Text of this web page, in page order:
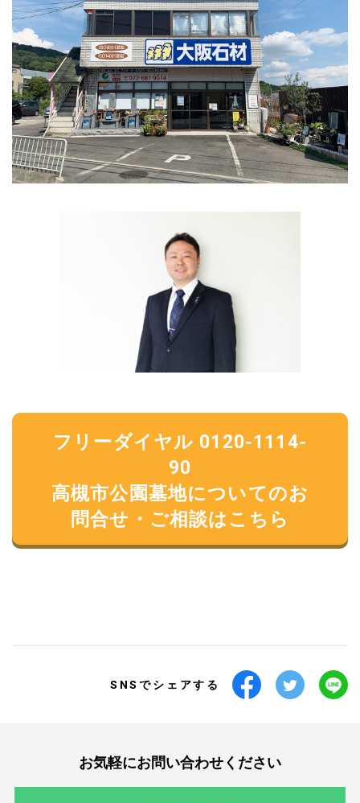
フリーダイヤル 0120-1114-
90
高槻市公園墓地についてのお
問合せ・ご相談はこちら
SNSでシェアする
お気軽にお問い合わせください